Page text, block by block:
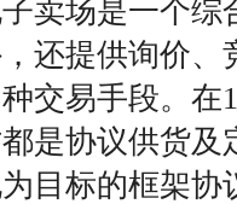
卖场是一个综
还提供询价、
交易手段。在
是协议供货及
目标的框架协